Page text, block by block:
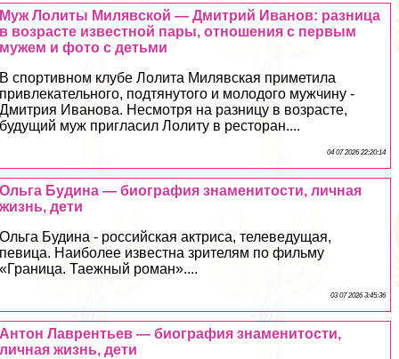
Муж Лолиты Милявской — Дмитрий Иванов: разница
в возрасте известной пары, отношения с первым
мужем и фото с детьми
В спортивном клубе Лолита Милявская приметила
привлекательного, подтянутого и молодого мужчину -
Дмитрия Иванова. Несмотря на разницу в возрасте,
будущий муж пригласил Лолиту в ресторан....
04 07 2026 22:20:14
Ольга Будина — биография знаменитости, личная
жизнь, дети
Ольга Будина - российская актриса, телеведущая,
певица. Наиболее известна зрителям по фильму
«Граница. Таежный роман»....
03 07 2026 3:45:36
Антон Лаврентьев — биография знаменитости,
личная жизнь, дети